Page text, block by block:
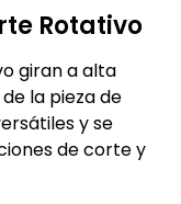
Rotativo
giran a alta
la pieza de
y se
de corte y